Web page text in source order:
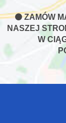
ZAMÓW
NASZEJ
W